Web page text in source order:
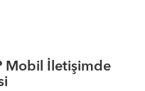
Mobil İletişimde